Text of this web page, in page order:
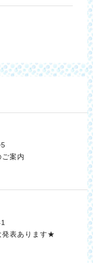
案内
発表あります★